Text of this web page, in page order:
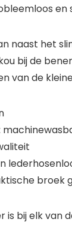
en
naast het
bij de
van de
broek
is bij elk